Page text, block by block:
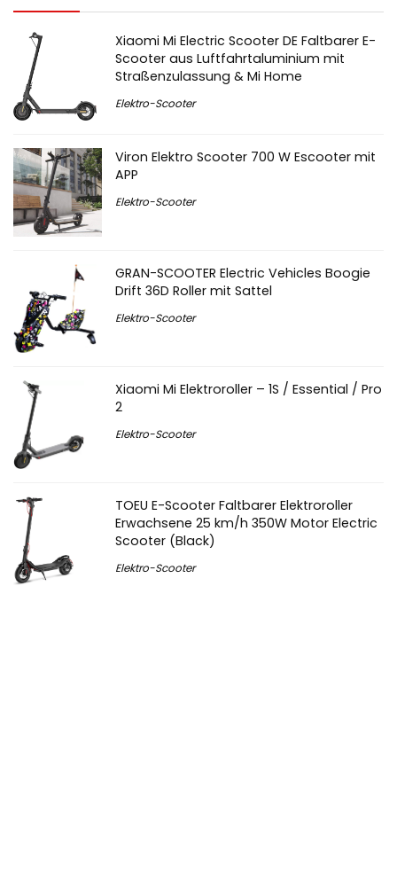
Xiaomi Mi Electric Scooter DE Faltbarer E-
Scooter aus Luftfahrtaluminium mit
Straßenzulassung & Mi Home
Elektro-Scooter
Viron Elektro Scooter 700 W Escooter mit
APP
Elektro-Scooter
GRAN-SCOOTER Electric Vehicles Boogie
Drift 36D Roller mit Sattel
Elektro-Scooter
Xiaomi Mi Elektroroller – 1S / Essential / Pro
2
Elektro-Scooter
TOEU E-Scooter Faltbarer Elektroroller
Erwachsene 25 km/h 350W Motor Electric
Scooter (Black)
Elektro-Scooter